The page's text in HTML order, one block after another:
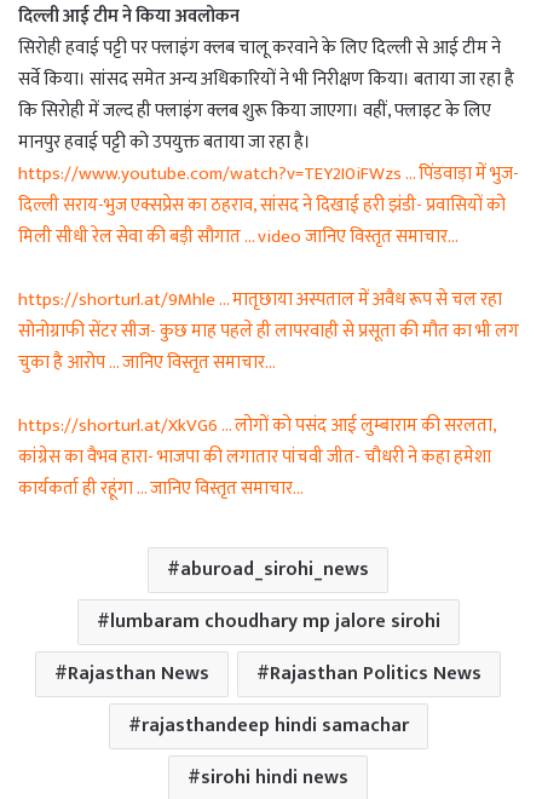
दिल्ली आई टीम ने किया अवलोकन
सिरोही हवाई पट्टी पर फ्लाइंग क्लब चालू करवाने के लिए दिल्ली से आई टीम ने
सर्वे किया। सांसद समेत अन्य अधिकारियों ने भी निरीक्षण किया। बताया जा रहा है
कि सिरोही में जल्द ही फ्लाइंग क्लब शुरू किया जाएगा। वहीं, फ्लाइट के लिए
मानपुर हवाई पट्टी को उपयुक्त बताया जा रहा है।
https://www.youtube.com/watch?v=TEY2I0iFWzs … पिंडवाड़ा में भुज-
दिल्ली सराय-भुज एक्सप्रेस का ठहराव, सांसद ने दिखाई हरी झंडी- प्रवासियों को
मिली सीधी रेल सेवा की बड़ी सौगात … video जानिए विस्तृत समाचार…
https://shorturl.at/9Mhle … मातृछाया अस्पताल में अवैध रूप से चल रहा
सोनोग्राफी सेंटर सीज- कुछ माह पहले ही लापरवाही से प्रसूता की मौत का भी लग
चुका है आरोप … जानिए विस्तृत समाचार…
https://shorturl.at/XkVG6 … लोगों को पसंद आई लुम्बाराम की सरलता,
कांग्रेस का वैभव हारा- भाजपा की लगातार पांचवी जीत- चौधरी ने कहा हमेशा
कार्यकर्ता ही रहूंगा … जानिए विस्तृत समाचार…
aburoad_sirohi_news
lumbaram choudhary mp jalore sirohi
Rajasthan News
Rajasthan Politics News
rajasthandeep hindi samachar
sirohi hindi news